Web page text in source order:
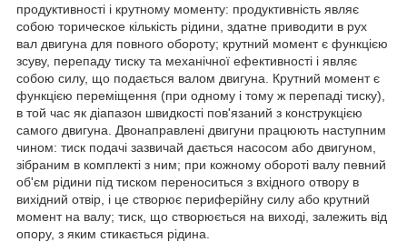
продуктивності і крутному моменту: продуктивність являє
собою торическое кількість рідини, здатне приводити в рух
вал двигуна для повного обороту; крутний момент є функцією
зсуву, перепаду тиску та механічної ефективності і являє
собою силу, що подається валом двигуна. Крутний момент є
функцією переміщення (при одному і тому ж перепаді тиску),
в той час як діапазон швидкості пов'язаний з конструкцією
самого двигуна. Двонаправлені двигуни працюють наступним
чином: тиск подачі зазвичай дається насосом або двигуном,
зібраним в комплекті з ним; при кожному обороті валу певний
об'єм рідини під тиском переноситься з вхідного отвору в
вихідний отвір, і це створює периферійну силу або крутний
момент на валу; тиск, що створюється на виході, залежить від
опору, з яким стикається рідина.